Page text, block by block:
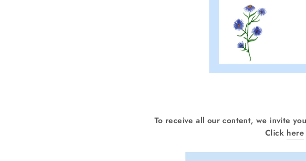
To receive all our content, we invite
Click here